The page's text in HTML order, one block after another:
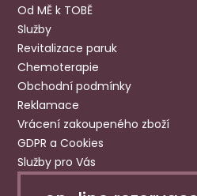
Od MĚ k TOBĚ
Služby
Revitalizace paruk
Chemoterapie
Obchodní podmínky
Reklamace
Vrácení zakoupeného zboží
GDPR a Cookies
Služby pro Vás